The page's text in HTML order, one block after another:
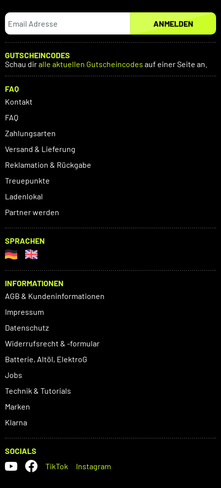
ANMELDEN
GUTSCHEINCODES
Schau diralle aktuellen Gutscheincodes auf einer Seite an.
FAQ
Kontakt
FAQ
Zahlungsarten
Versand & Lieferung
Reklamation & Rückgabe
Treuepunkte
Ladenlokal
Partner werden
SPRACHEN
INFORMATIONEN
AGB & Kundeninformationen
Impressum
Datenschutz
Widerrufsrecht & -formular
Batterie, Altöl, ElektroG
Jobs
Technik & Tutorials
Marken
Klarna
SOCIALS
TikTok
Instagram